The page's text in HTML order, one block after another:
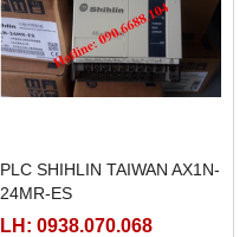
PLC SHIHLIN TAIWAN AX1N-
24MR-ES
LH: 0938.070.068